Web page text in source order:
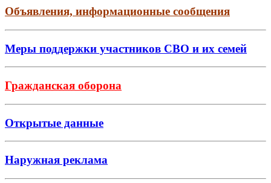
Объявления, информационные сообщения
Меры поддержки участников СВО и их семей
Гражданская оборона
Открытые данные
Наружная реклама